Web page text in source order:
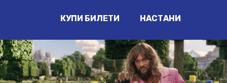
КУПИ БИЛЕТИ НАСТАНИ